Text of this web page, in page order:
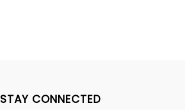
STAY CONNECTED